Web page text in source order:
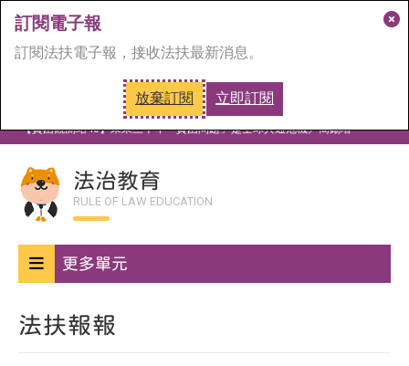
訂閱電子報
訂閱法扶電子報，接收法扶最新消息。
放棄訂閱 立即訂閱
視
窗
法扶報報
【貧困觀測站40】未來三十年「貧困問題」是全球共通危機／簡錫堦
法治教育
RULE OF LAW EDUCATION
更多單元
法扶報報